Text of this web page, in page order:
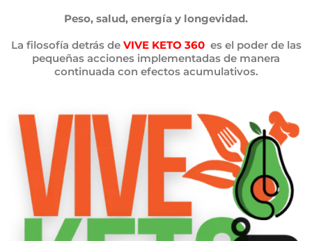
Peso, salud, energía y longevidad.
La filosofía detrás de VIVE KETO 360es el poder de las
pequeñas acciones implementadas de manera
continuada con efectos acumulativos.